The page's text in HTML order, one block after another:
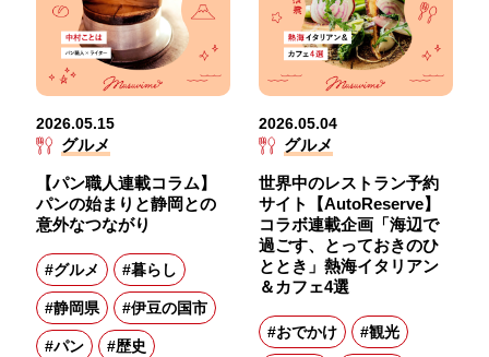
2026.05.15
グルメ
【パン職人連載コラム】
パンの始まりと静岡との
意外なつながり
#グルメ #暮らし
#静岡県 #伊豆の国市
#パン #歴史
2026.05.04
グルメ
世界中のレストラン予約
サイト【AutoReserve】
コラボ連載企画「海辺で
過ごす、とっておきのひ
ととき」熱海イタリアン
＆カフェ4選
#おでかけ #観光